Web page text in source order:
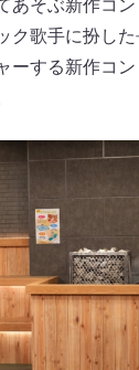
あそぶ新作コ
ク歌手に扮し
ーする新作コ